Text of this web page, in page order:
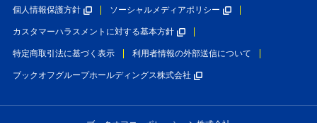
個人情報保護方針 ソーシャルメディアポリシー
カスタマーハラスメントに対する基本方針
特定商取引法に基づく表示 利用者情報の外部送信について
ブックオフグループホールディングス株式会社